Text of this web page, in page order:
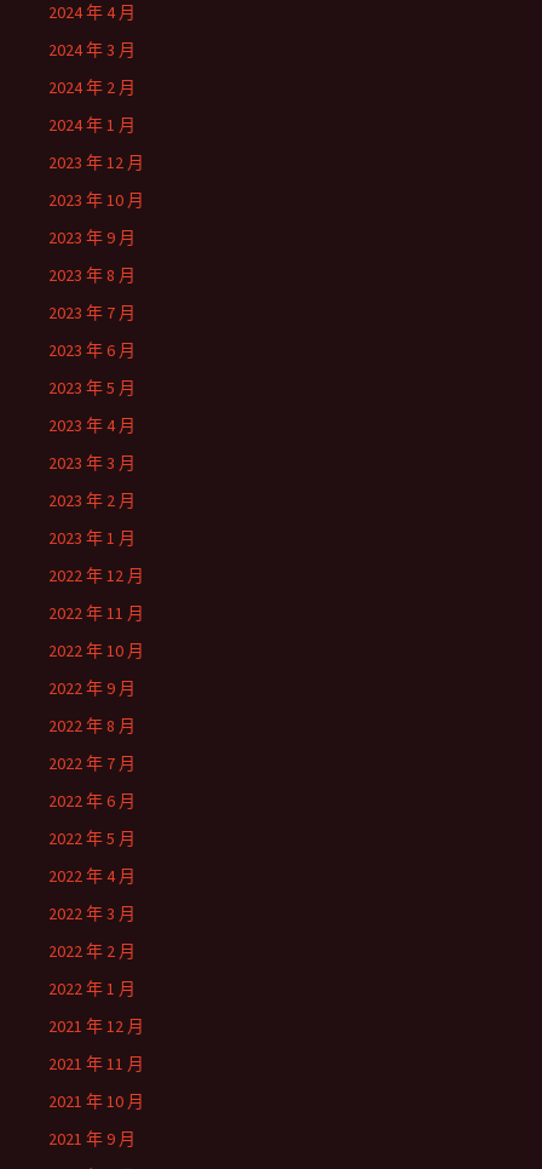
2024 年 4 月
2024 年 3 月
2024 年 2 月
2024 年 1 月
2023 年 12 月
2023 年 10 月
2023 年 9 月
2023 年 8 月
2023 年 7 月
2023 年 6 月
2023 年 5 月
2023 年 4 月
2023 年 3 月
2023 年 2 月
2023 年 1 月
2022 年 12 月
2022 年 11 月
2022 年 10 月
2022 年 9 月
2022 年 8 月
2022 年 7 月
2022 年 6 月
2022 年 5 月
2022 年 4 月
2022 年 3 月
2022 年 2 月
2022 年 1 月
2021 年 12 月
2021 年 11 月
2021 年 10 月
2021 年 9 月